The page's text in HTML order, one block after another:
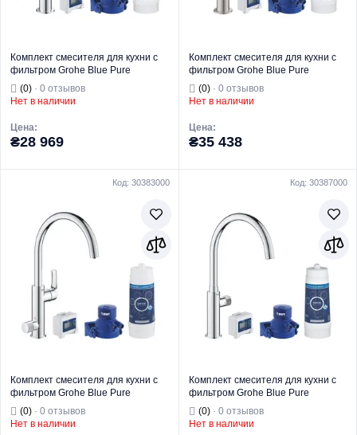
Комплект смесителя для кухни с
фильтром Grohe Blue Pure
(30382000)
(0) · 0 отзывов
Нет в наличии
Цена:
₴28 969
Тип изделия
фильтров и
смесителей
Для кухни
Комплект смесителя для кухни с
фильтром Grohe Blue Pure
(30382DC0)
(0)· 0 отзывов
Нет в наличии
Цена:
₴35 438
Тип изделия
смесителей
Для кухни
Код: 30383000
Комплект смесителя для кухни с
фильтром Grohe Blue Pure
(30383000)
(0) · 0 отзывов
Нет в наличии
Код: 30387000
Комплект смесителя для кухни с
фильтром Grohe Blue Pure
(30387000)
(0)· 0 отзывов
Нет в наличии